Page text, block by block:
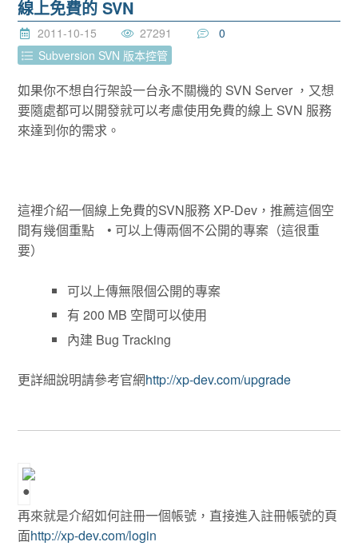
線上免費的 SVN
2011-10-15 27291
0
Subversion SVN 版本控管
如果你不想自行架設一台永不關機的 SVN Server ，又想
要隨處都可以開發就可以考慮使用免費的線上 SVN 服務
來達到你的需求。
這裡介紹一個線上免費的SVN服務 XP-Dev，推薦這個空
間有幾個重點 • 可以上傳兩個不公開的專案（這很重
要）
可以上傳無限個公開的專案
有 200 MB 空間可以使用
內建 Bug Tracking
更詳細說明請參考官網http://xp-dev.com/upgrade
再來就是介紹如何註冊一個帳號，直接進入註冊帳號的頁
面http://xp-dev.com/login